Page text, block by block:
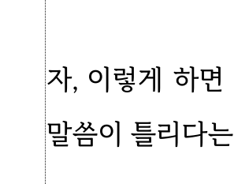
자, 이렇게 하
말씀이 틀리다